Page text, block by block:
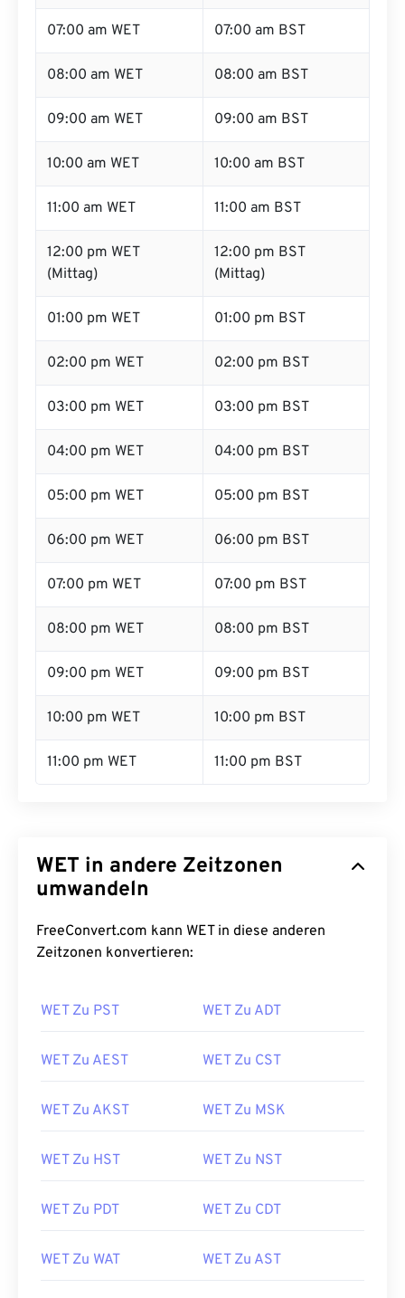
07:00 am WET 07:00 am BST
08:00 am WET 08:00 am BST
09:00 am WET 09:00 am BST
10:00 am WET 10:00 am BST
11:00 am WET 11:00 am BST
12:00 pm WET
(Mittag)
12:00 pm BST
(Mittag)
01:00 pm WET 01:00 pm BST
02:00 pm WET 02:00 pm BST
03:00 pm WET 03:00 pm BST
04:00 pm WET 04:00 pm BST
05:00 pm WET 05:00 pm BST
06:00 pm WET 06:00 pm BST
07:00 pm WET 07:00 pm BST
08:00 pm WET 08:00 pm BST
09:00 pm WET 09:00 pm BST
10:00 pm WET 10:00 pm BST
11:00 pm WET 11:00 pm BST
WET in andere Zeitzonen
umwandeln
FreeConvert.com kann WET in diese anderen
Zeitzonen konvertieren:
WET Zu PST WET Zu ADT
WET Zu AEST WET Zu CST
WET Zu AKST WET Zu MSK
WET Zu HST WET Zu NST
WET Zu PDT WET Zu CDT
WET Zu WAT WET Zu AST